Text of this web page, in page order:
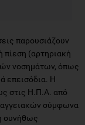
παρουσιάζουν
πίεση (αρτηριακή
νοσημάτων, όπως
επεισόδια. Η
στις Η.Π.Α. από
σύμφωνα
συνήθως